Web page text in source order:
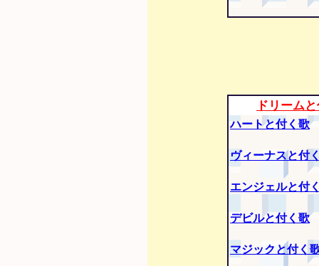
ドリーム
ハートと付く歌
ヴィーナスと付
エンジェルと付
デビルと付く歌
マジックと付く